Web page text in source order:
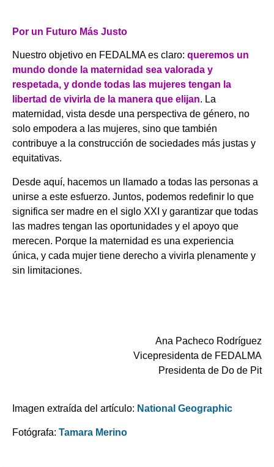
Por un Futuro Más Justo
Nuestro objetivo en FEDALMA es claro: queremos un
mundo donde la maternidad sea valorada y
respetada, y donde todas las mujeres tengan la
libertad de vivirla de la manera que elijan. La
maternidad, vista desde una perspectiva de género, no
solo empodera a las mujeres, sino que también
contribuye a la construcción de sociedades más justas y
equitativas.
Desde aquí, hacemos un llamado a todas las personas a
unirse a este esfuerzo. Juntos, podemos redefinir lo que
significa ser madre en el siglo XXI y garantizar que todas
las madres tengan las oportunidades y el apoyo que
merecen. Porque la maternidad es una experiencia
única, y cada mujer tiene derecho a vivirla plenamente y
sin limitaciones.
Ana Pacheco Rodríguez
Vicepresidenta de FEDALMA
Presidenta de Do de Pit
Imagen extraída del artículo: National Geographic
Fotógrafa: Tamara Merino